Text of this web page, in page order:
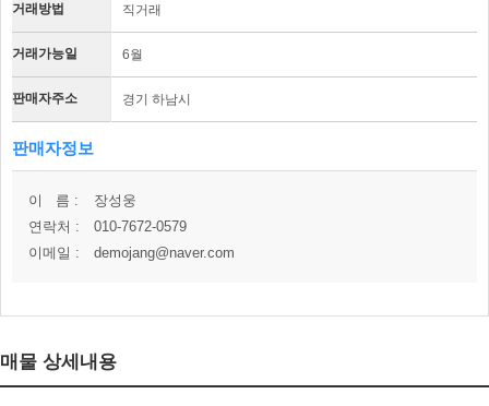
거래방법 직거래
거래가능일 6월
판매자주소 경기 하남시
판매자정보
이 름 :
장성웅
연락처 :
010-7672-0579
이메일 :
demojang@naver.com
매물 상세내용